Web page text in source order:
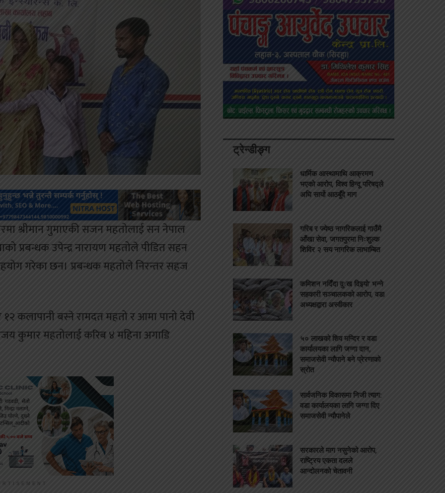
श्रीमान गुमाएकी सजन महतोलाई सन नेपाल
प्रबन्धक उपेन्द्र नारायण महतोले पीडित सहन
गरेका छन। प्रबन्धक महतोले निरन्तर सहज
कलापानी बस्ने रामदत महतो र आमा पानो देवी
कुमार महतोलाई करिब ४ महिना अगाडि
ट्रेन्डीङ्ग
धार्मिक आस्थामाथि आक्रमण
भएको आरोप, विश्व हिन्दू परिषद्ले
अघि सार्यो आठबुँदे माग
गरिब र ज्येष्ठ नागरिकलाई गाउँमै
आँखा सेवा, जगतपुरमा निःशुल्क
शिविर २ सय नागरिक लाभाम्बित
कमिशन नदिँदा दुःख दिइयो’ भन्ने
सहकारी सञ्चालकको आरोप, वडा
अध्यक्षद्वारा अस्वीकार
५० लाखको शिव मन्दिर र वडा
कार्यालयका लागि जग्गा दान,
समाजसेवी न्यौपाने बने प्रेरणाको
स्रोत
सार्वजनिक विकासमा निजी त्याग:
वडा कार्यालयका लागि जग्गा दिए
समाजसेवी न्यौपानेले
सरकारले माग नसुनेको आरोप,
राष्ट्रिय एकता दलले
आन्दोलनको चेतावनी